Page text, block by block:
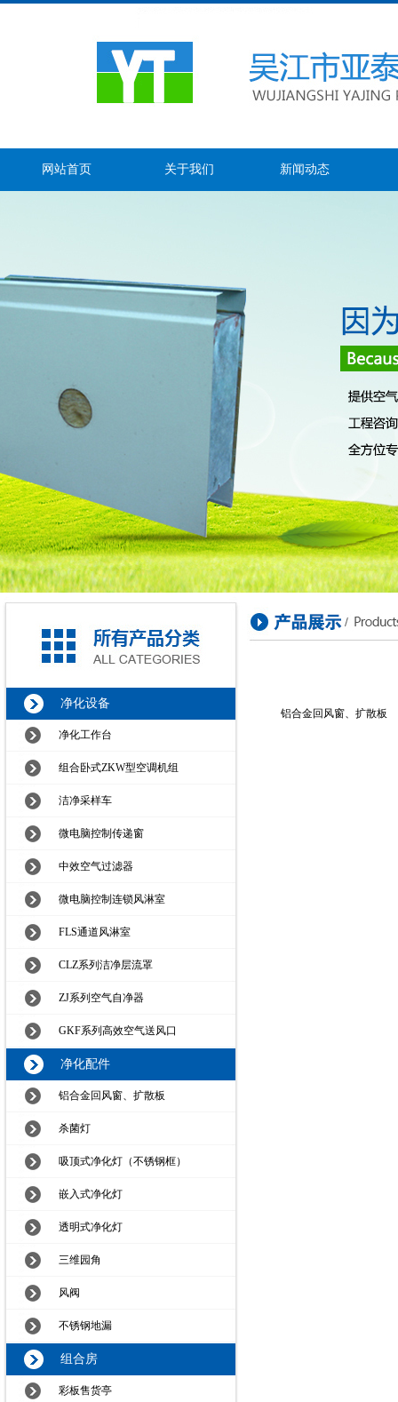
网站首页 关于我们 新闻动态
净化设备
净化工作台
组合卧式ZKW型空调机组
洁净采样车
微电脑控制传递窗
中效空气过滤器
微电脑控制连锁风淋室
FLS通道风淋室
CLZ系列洁净层流罩
ZJ系列空气自净器
GKF系列高效空气送风口
净化配件
铝合金回风窗、扩散板
杀菌灯
吸顶式净化灯（不锈钢框）
嵌入式净化灯
透明式净化灯
三维园角
风阀
不锈钢地漏
组合房
彩板售货亭
铝合金回风窗、扩散板